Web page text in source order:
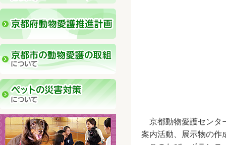
京都動物愛護センタ
案内活動、展示物の作